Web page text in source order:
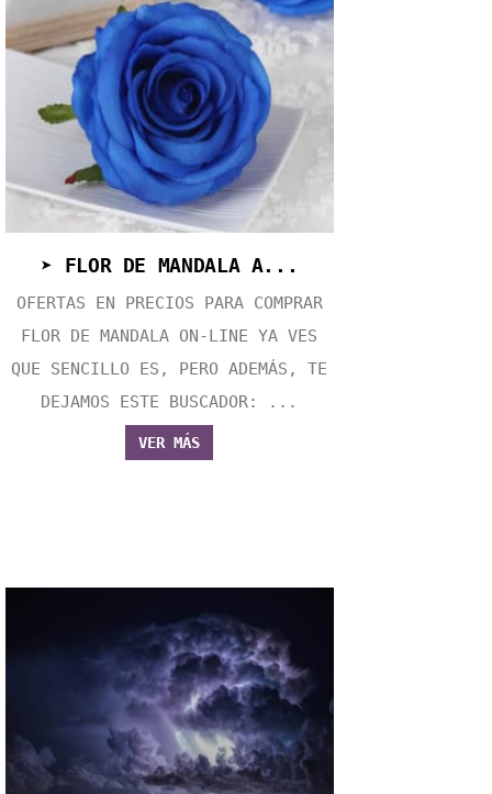
➤ FLOR DE MANDALA A...
OFERTAS EN PRECIOS PARA COMPRAR
FLOR DE MANDALA ON-LINE YA VES
QUE SENCILLO ES, PERO ADEMÁS, TE
DEJAMOS ESTE BUSCADOR: ...
VER MÁS